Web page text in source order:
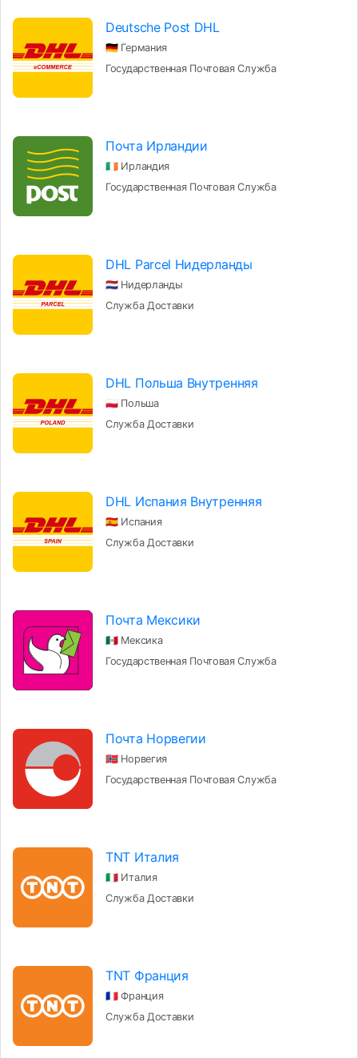
Deutsche Post DHL
🇩🇪 Германия
Государственная Почтовая Служба
Почта Ирландии
🇮🇪 Ирландия
Государственная Почтовая Служба
DHL Parcel Нидерланды
🇳🇱 Нидерланды
Служба Доставки
DHL Польша Внутренняя
🇵🇱 Польша
Служба Доставки
DHL Испания Внутренняя
🇪🇸 Испания
Служба Доставки
Почта Мексики
🇲🇽 Мексика
Государственная Почтовая Служба
Почта Норвегии
🇳🇴 Норвегия
Государственная Почтовая Служба
TNT Италия
🇮🇹 Италия
Служба Доставки
TNT Франция
🇫🇷 Франция
Служба Доставки